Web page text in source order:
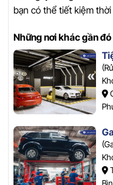
bạn có thể tiết kiệm
Những nơi khác gần đó